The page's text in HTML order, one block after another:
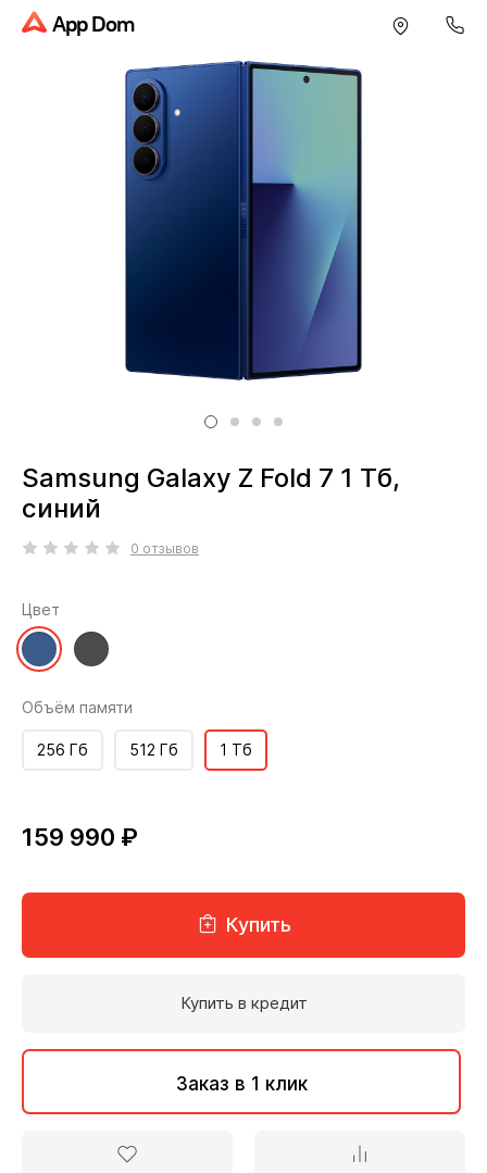
App Dom
Samsung Galaxy Z Fold 7 1 Тб,
синий
0 отзывов
Цвет
Объём памяти
1 Тб
256 Гб 512 Гб
159 990 ₽
Купить
Купить в кредит
Заказ в 1 клик